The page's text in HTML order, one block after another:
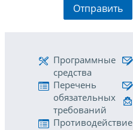
Отправить
Программные
средства
Перечень
обязательных
требований
Противодействие